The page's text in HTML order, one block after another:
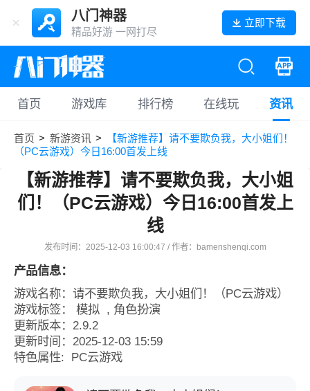
八门神器
精品好游 一网打尽
立即下载
首页 游戏库 排行榜 在线玩 资讯
首页 > 新游资讯 >
【新游推荐】请不要欺负我，大小姐们！
（PC云游戏）今日16:00首发上线
【新游推荐】请不要欺负我，大小姐
们！（PC云游戏）今日16:00首发上
线
发布时间：2025-12-03 16:00:47 / 作者：bamenshenqi.com
产品信息：
游戏名称：请不要欺负我，大小姐们！（PC云游戏）
游戏标签： 模拟 , 角色扮演
更新版本：2.9.2
更新时间：2025-12-03 15:59
特色属性: PC云游戏